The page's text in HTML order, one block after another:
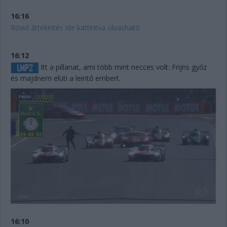
16:16
Rövid áttekintés ide kattintva olvasható.
16:12
Itt a pillanat, ami több mint necces volt: Frijns győz
és majdnem elüti a leintő embert.
16:10